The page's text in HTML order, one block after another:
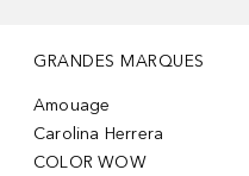
GRANDES MARQUES
Amouage
Carolina Herrera
COLOR WOW